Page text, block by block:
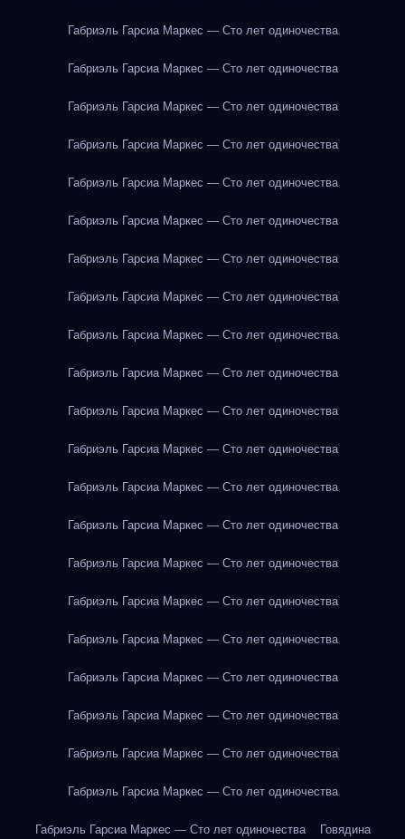
Габриэль Гарсиа Маркес — Сто лет одиночества
Габриэль Гарсиа Маркес — Сто лет одиночества
Габриэль Гарсиа Маркес — Сто лет одиночества
Габриэль Гарсиа Маркес — Сто лет одиночества
Габриэль Гарсиа Маркес — Сто лет одиночества
Габриэль Гарсиа Маркес — Сто лет одиночества
Габриэль Гарсиа Маркес — Сто лет одиночества
Габриэль Гарсиа Маркес — Сто лет одиночества
Габриэль Гарсиа Маркес — Сто лет одиночества
Габриэль Гарсиа Маркес — Сто лет одиночества
Габриэль Гарсиа Маркес — Сто лет одиночества
Габриэль Гарсиа Маркес — Сто лет одиночества
Габриэль Гарсиа Маркес — Сто лет одиночества
Габриэль Гарсиа Маркес — Сто лет одиночества
Габриэль Гарсиа Маркес — Сто лет одиночества
Габриэль Гарсиа Маркес — Сто лет одиночества
Габриэль Гарсиа Маркес — Сто лет одиночества
Габриэль Гарсиа Маркес — Сто лет одиночества
Габриэль Гарсиа Маркес — Сто лет одиночества
Габриэль Гарсиа Маркес — Сто лет одиночества
Габриэль Гарсиа Маркес — Сто лет одиночества
Габриэль Гарсиа Маркес — Сто лет одиночества Говядина